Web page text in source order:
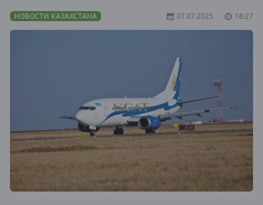
НОВОСТИ КАЗАХСТАНА 07.07.2025 18:27